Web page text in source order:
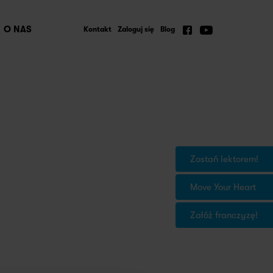
O NAS
Zostań lektorem!
Move Your Heart
Załóż franczyzę!
Kontakt Zaloguj się Blog